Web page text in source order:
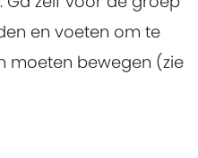
en voeten om te
moeten bewegen (zie